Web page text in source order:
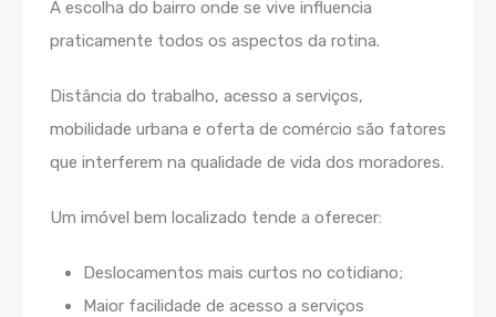
A escolha do bairro onde se vive influencia
praticamente todos os aspectos da rotina.
Distância do trabalho, acesso a serviços,
mobilidade urbana e oferta de comércio são fatores
que interferem na qualidade de vida dos moradores.
Um imóvel bem localizado tende a oferecer:
Deslocamentos mais curtos no cotidiano;
Maior facilidade de acesso a serviços